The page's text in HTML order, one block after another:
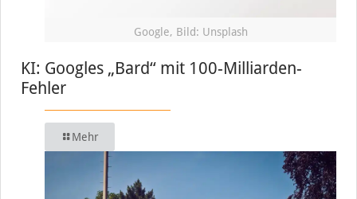
Google, Bild: Unsplash
KI: Googles „Bard“ mit 100-Milliarden-
Fehler
Mehr